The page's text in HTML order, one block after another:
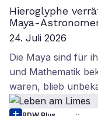
Hieroglyphe
Maya-
24. Juli 2026
Die Maya sind für
und Mathematik
waren, blieb